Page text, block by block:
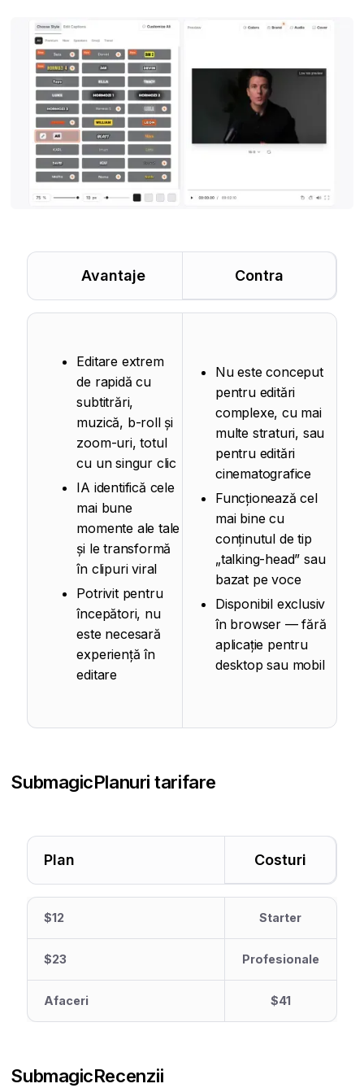
Avantaje Contra
Editare extrem
de rapidă cu
subtitrări,
muzică, b-roll și
zoom-uri, totul
cu un singur clic
IA identifică cele
mai bune
momente ale tale
și le transformă
în clipuri viral
Potrivit pentru
începători, nu
este necesară
experiență în
editare
Nu este conceput
pentru editări
complexe, cu mai
multe straturi, sau
pentru editări
cinematografice
Funcționează cel
mai bine cu
conținutul de tip
„talking-head” sau
bazat pe voce
Disponibil exclusiv
în browser — fără
aplicație pentru
desktop sau mobil
SubmagicPlanuri tarifare
Plan Costuri
$12 Starter
$23 Profesionale
Afaceri $41
SubmagicRecenzii